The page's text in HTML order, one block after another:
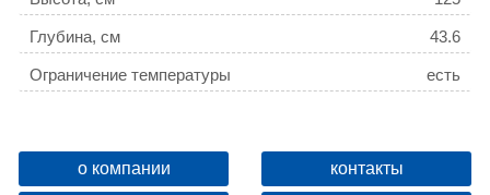
Глубина, см 43.6
Ограничение температуры есть
Защита от обратного потока есть
Дополнительные функции регулировка по высоте
о компании контакты